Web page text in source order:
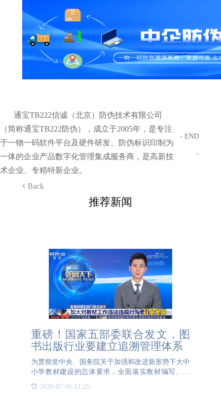
通宝TB222信诚（北京）防伪技术有限公司
（简称通宝TB222防伪），成立于2005年，是专注
于一物一码软件平台及硬件研发、防伪标识印制为
一体的企业产品数字化管理集成服务商，是高新技
术企业、专精特新企业。
Back
- END
-
推荐新闻
重磅！国家五部委联合发文，图
书出版行业要建立追溯管理体系
为贯彻党中央、国务院关于加强和改进新形势下大中
小学教材建设的总体要求，全面落实教材编写、审
核、出版、印制发行、选用使用等各方面主体责任，
切实提高教材建设水平。近日，教育部、国家新闻出
2026-07-06 11:25